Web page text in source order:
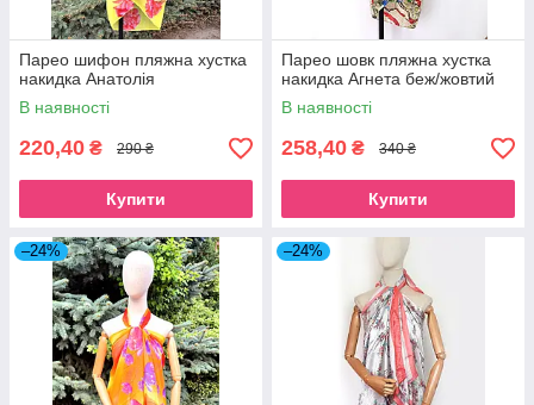
Парео шифон пляжна хустка
накидка Анатолія
В наявності
220,40 ₴ 290 ₴
Купити
Парео шовк пляжна хустка
накидка Агнета беж/жовтий
В наявності
258,40 ₴ 340 ₴
Купити
–24% –24%